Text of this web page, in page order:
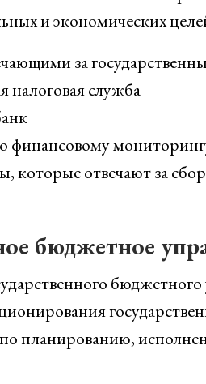
и экономических
за
налоговая служба
финансовому
которые отвечают за
бюджетное
планированию,